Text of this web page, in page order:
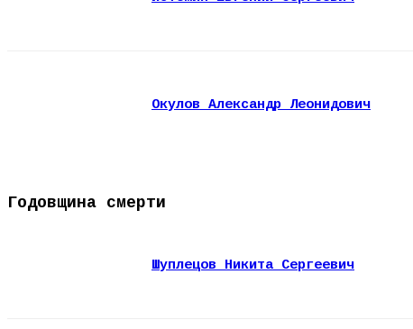
Окулов Александр Леонидович
Годовщина смерти
Шуплецов Никита Сергеевич